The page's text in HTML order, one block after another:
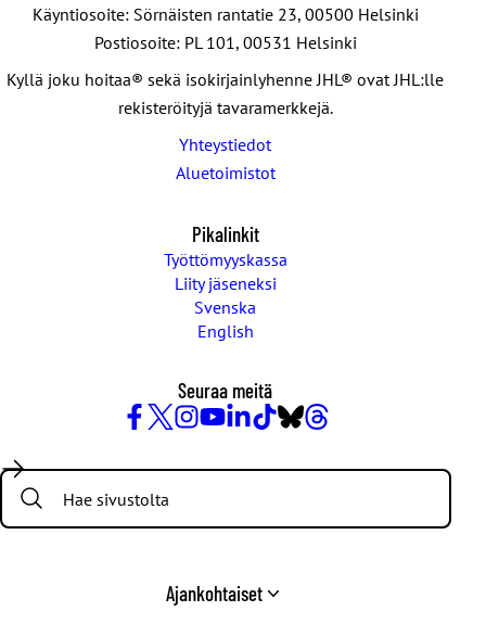
Käyntiosoite: Sörnäisten rantatie 23, 00500 Helsinki
Postiosoite: PL 101, 00531 Helsinki
Kyllä joku hoitaa® sekä isokirjainlyhenne JHL® ovat JHL:lle
rekisteröityjä tavaramerkkejä.
Yhteystiedot
Aluetoimistot
Pikalinkit
Työttömyyskassa
Liity jäseneksi
Svenska
English
Seuraa meitä
/
Twitter
Search:
Ajankohtaiset